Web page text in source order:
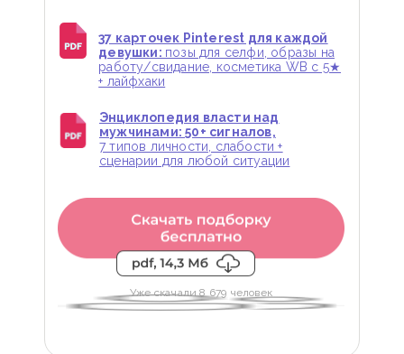
Уже скачали 8 679 человек
37 карточек Pinterest для каждой
девушки: позы для селфи, образы на
работу/свидание, косметика WB с 5★
+ лайфхаки
Энциклопедия власти над
мужчинами: 50+ сигналов,
7 типов личности, слабости +
сценарии для любой ситуации